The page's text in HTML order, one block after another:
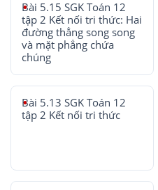
Bài 5.15 SGK Toán 12
tập 2 Kết nối tri thức: Hai
đường thẳng song song
và mặt phẳng chứa
chúng
Bài 5.13 SGK Toán 12
tập 2 Kết nối tri thức